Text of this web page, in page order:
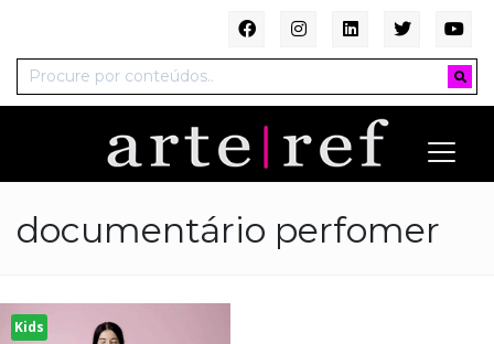
documentário perfomer
Kids